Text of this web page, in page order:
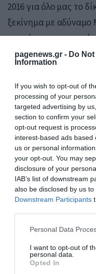
pagenews.gr - Do
Information
If you wish to opt-out of
processing of your
targeted advertising by
section to confirm your
opt-out request is
interest-based ads
us or personal
your opt-out. You may
disclosure of your
IAB’s list of downstream
also be disclosed by us
Downstream Participants
Please note that this
not limited to your visit or
grant or deny consent to
use your data for below
Personal Data
I want to opt-out of
personal data.
Opted In
2016 για όλο μας το
ξεκίνημα με αδύναμο
επηρέασαν αρνητικά
εξαμήνου, ο Ιούλιος
ανάπτυξη της
των προ-κρατήσεων,
Σεπτεμβρίου και
θετικά τόσο σε
προορισμούς του
Υπενθυμίζεται ότι
διαδρόμου της Πάρου
Olympic Air υπήρξε
χρηματοδότησης
λειτουργίας του
έργων υποδομής του